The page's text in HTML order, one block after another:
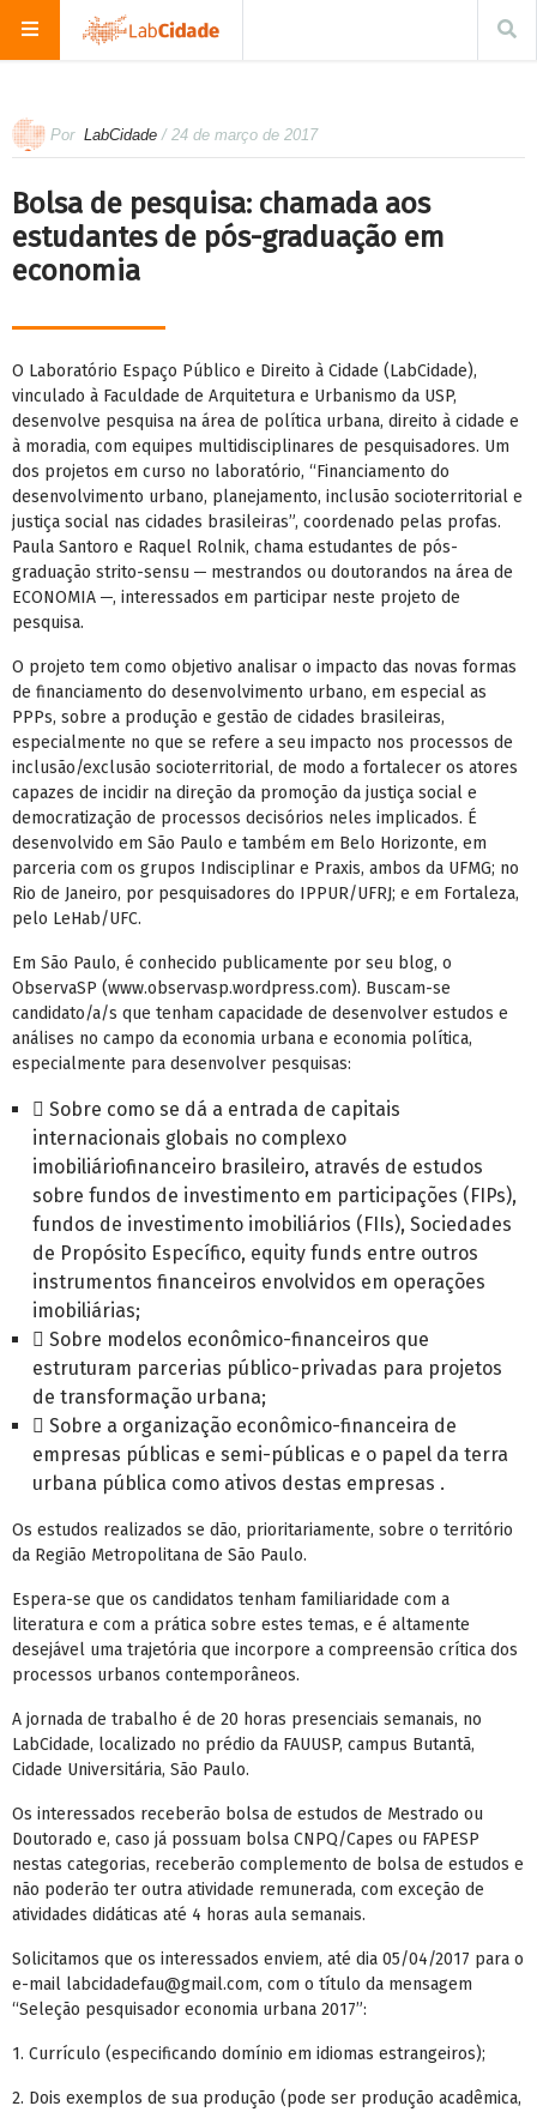
Por LabCidade / 24 de março de 2017
Bolsa de pesquisa: chamada aos
estudantes de pós-graduação em
economia
O Laboratório Espaço Público e Direito à Cidade (LabCidade),
vinculado à Faculdade de Arquitetura e Urbanismo da USP,
desenvolve pesquisa na área de política urbana, direito à cidade e
à moradia, com equipes multidisciplinares de pesquisadores. Um
dos projetos em curso no laboratório, “Financiamento do
desenvolvimento urbano, planejamento, inclusão socioterritorial e
justiça social nas cidades brasileiras”, coordenado pelas profas.
Paula Santoro e Raquel Rolnik, chama estudantes de pós-
graduação strito-sensu ─ mestrandos ou doutorandos na área de
ECONOMIA ─, interessados em participar neste projeto de
pesquisa.
O projeto tem como objetivo analisar o impacto das novas formas
de financiamento do desenvolvimento urbano, em especial as
PPPs, sobre a produção e gestão de cidades brasileiras,
especialmente no que se refere a seu impacto nos processos de
inclusão/exclusão socioterritorial, de modo a fortalecer os atores
capazes de incidir na direção da promoção da justiça social e
democratização de processos decisórios neles implicados. É
desenvolvido em São Paulo e também em Belo Horizonte, em
parceria com os grupos Indisciplinar e Praxis, ambos da UFMG; no
Rio de Janeiro, por pesquisadores do IPPUR/UFRJ; e em Fortaleza,
pelo LeHab/UFC.
Em São Paulo, é conhecido publicamente por seu blog, o
ObservaSP (www.observasp.wordpress.com). Buscam-se
candidato/a/s que tenham capacidade de desenvolver estudos e
análises no campo da economia urbana e economia política,
especialmente para desenvolver pesquisas:
 Sobre como se dá a entrada de capitais
internacionais globais no complexo
imobiliáriofinanceiro brasileiro, através de estudos
sobre fundos de investimento em participações (FIPs),
fundos de investimento imobiliários (FIIs), Sociedades
de Propósito Específico, equity funds entre outros
instrumentos financeiros envolvidos em operações
imobiliárias;
 Sobre modelos econômico-financeiros que
estruturam parcerias público-privadas para projetos
de transformação urbana;
 Sobre a organização econômico-financeira de
empresas públicas e semi-públicas e o papel da terra
urbana pública como ativos destas empresas .
Os estudos realizados se dão, prioritariamente, sobre o território
da Região Metropolitana de São Paulo.
Espera-se que os candidatos tenham familiaridade com a
literatura e com a prática sobre estes temas, e é altamente
desejável uma trajetória que incorpore a compreensão crítica dos
processos urbanos contemporâneos.
A jornada de trabalho é de 20 horas presenciais semanais, no
LabCidade, localizado no prédio da FAUUSP, campus Butantã,
Cidade Universitária, São Paulo.
Os interessados receberão bolsa de estudos de Mestrado ou
Doutorado e, caso já possuam bolsa CNPQ/Capes ou FAPESP
nestas categorias, receberão complemento de bolsa de estudos e
não poderão ter outra atividade remunerada, com exceção de
atividades didáticas até 4 horas aula semanais.
Solicitamos que os interessados enviem, até dia 05/04/2017 para o
e-mail labcidadefau@gmail.com, com o título da mensagem
“Seleção pesquisador economia urbana 2017”:
1. Currículo (especificando domínio em idiomas estrangeiros);
2. Dois exemplos de sua produção (pode ser produção acadêmica,